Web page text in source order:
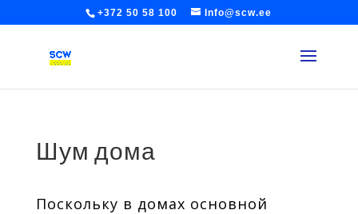
+372 50 58 100 Info@scw.ee
Шум дома
Поскольку в домах основной